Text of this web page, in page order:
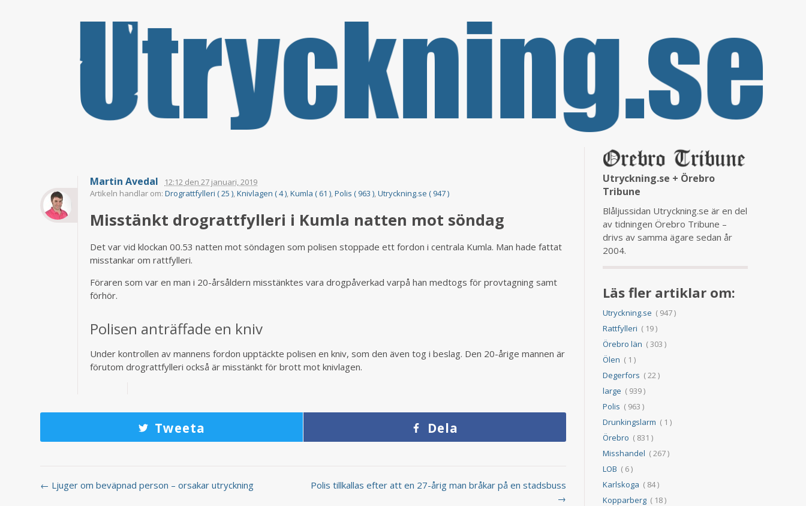
Martin Avedal 12:12 den 27 januari, 2019
Artikeln handlar om:Drograttfylleri ( 25 ),Knivlagen ( 4 ),Kumla ( 61 ),Polis ( 963 ),Utryckning.se ( 947 )
Misstänkt drograttfylleri i Kumla natten mot söndag
Det var vid klockan 00.53 natten mot söndagen som polisen stoppade ett fordon i centrala Kumla. Man hade fattat
misstankar om rattfylleri.
Föraren som var en man i 20-årsåldern misstänktes vara drogpåverkad varpå han medtogs för provtagning samt
förhör.
Polisen anträffade en kniv
Under kontrollen av mannens fordon upptäckte polisen en kniv, som den även tog i beslag. Den 20-årige mannen är
förutom drograttfylleri också är misstänkt för brott mot knivlagen.
Tweeta Dela
← Ljuger om beväpnad person – orsakar utryckning
Polis tillkallas efter att en 27-årig man bråkar på en stadsbuss
→
Utryckning.se + Örebro
Tribune
Blåljussidan Utryckning.se är en del
av tidningen Örebro Tribune –
drivs av samma ägare sedan år
2004.
Läs fler artiklar om:
Utryckning.se ( 947 )
Rattfylleri ( 19 )
Örebro län ( 303 )
Ölen ( 1 )
Degerfors ( 22 )
large ( 939 )
Polis ( 963 )
Drunkingslarm ( 1 )
Örebro ( 831 )
Misshandel ( 267 )
LOB ( 6 )
Karlskoga ( 84 )
Kopparberg( 18 )